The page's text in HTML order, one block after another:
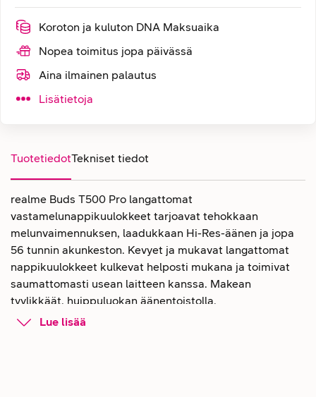
Koroton ja kuluton DNA Maksuaika
Nopea toimitus jopa päivässä
Aina ilmainen palautus
Lisätietoja
TuotetiedotTekniset tiedot
realme Buds T500 Pro langattomat
vastamelunappikuulokkeet tarjoavat tehokkaan
melunvaimennuksen, laadukkaan Hi-Res-äänen ja jopa
56 tunnin akunkeston. Kevyet ja mukavat langattomat
nappikuulokkeet kulkevat helposti mukana ja toimivat
saumattomasti usean laitteen kanssa. Makean
tyylikkäät, huippuluokan äänentoistolla.
Buds T500 Pro -nappikuulokkeet
Lue lisää